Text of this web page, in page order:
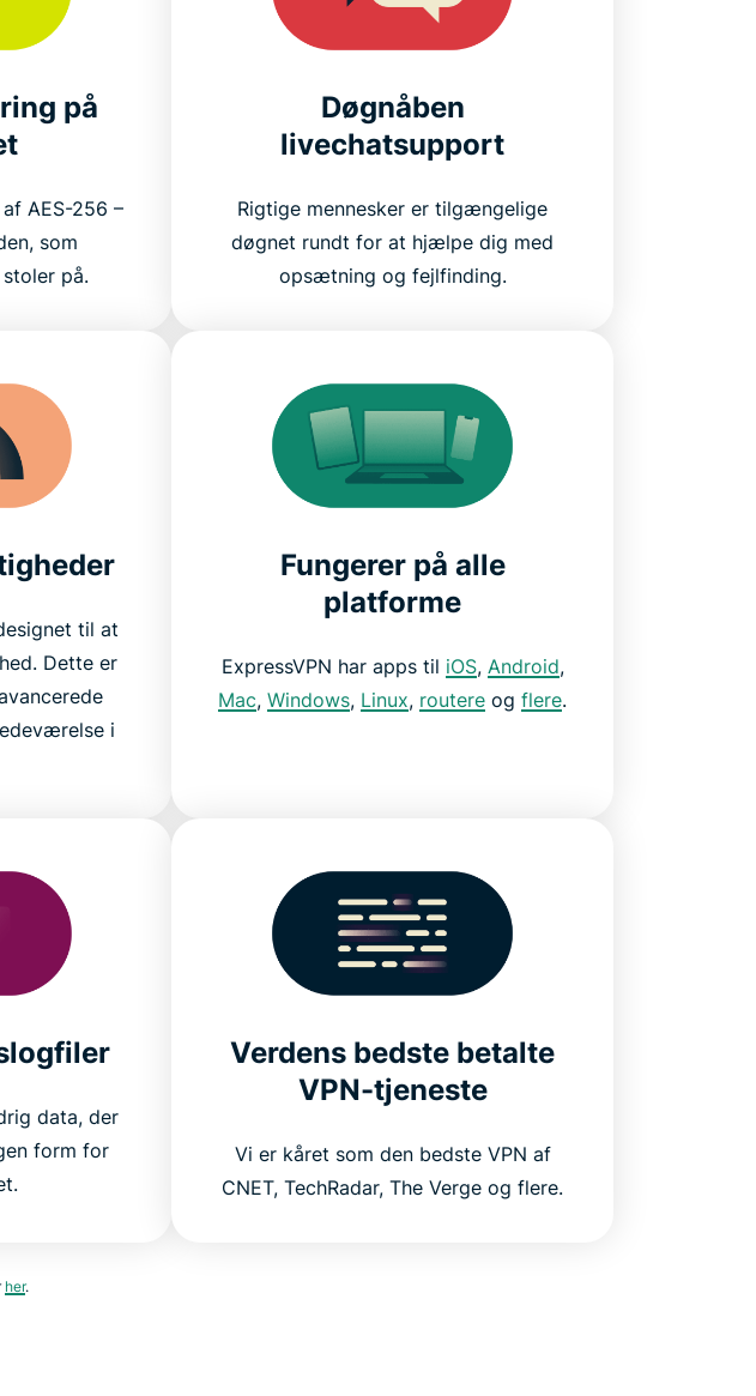
på
AES-256 –
som
på.
Døgnåben
livechatsupport
Rigtige mennesker er tilgængelige
døgnet rundt for at hjælpe dig med
opsætning og fejlfinding.
til at
Dette er
i
Fungerer på alle
platforme
ExpressVPN har apps til iOS, Android,
Mac,Windows, Linux, routere ogflere.
data, der
form for
Verdens bedste betalte
VPN-tjeneste
Vi er kåret som den bedste VPN af
CNET, TechRadar, The Verge og flere.
her.